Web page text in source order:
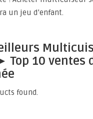
un jeu d’enfant.
Top 10 ventes
found.